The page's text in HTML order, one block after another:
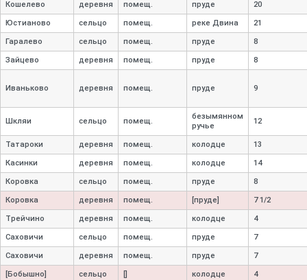
Кошелево деревня помещ. пруде 20
Юстианово сельцо помещ. реке Двина 21
Гаралево сельцо помещ. пруде 8
Зайцево деревня помещ. пруде 8
Иваньково деревня помещ. пруде 9
Шкляи сельцо помещ.
безымянном
ручье
12
Татароки деревня помещ. колодце 13
Касинки деревня помещ. колодце 14
Коровка сельцо помещ. пруде 8
Коровка деревня помещ. [пруде] 7 1/2
Трейчино деревня помещ. колодце 4
Саховичи сельцо помещ. пруде 7
Саховичи деревня помещ. пруде 7
[Бобышно] сельцо колодце 4